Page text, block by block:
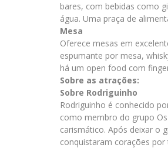
bares, com bebidas como
água. Uma praça de
Mesa
Oferece mesas em
espumante por mesa,
há um open food com
Sobre as atrações:
Sobre Rodriguinho
Rodriguinho é conhecido
como membro do grupo
carismático. Após deixar o
conquistaram corações